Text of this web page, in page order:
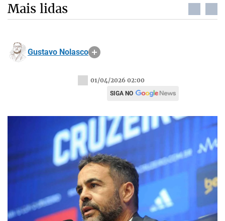
Mais lidas
Gustavo Nolasco
01/04/2026 02:00
SIGA NO